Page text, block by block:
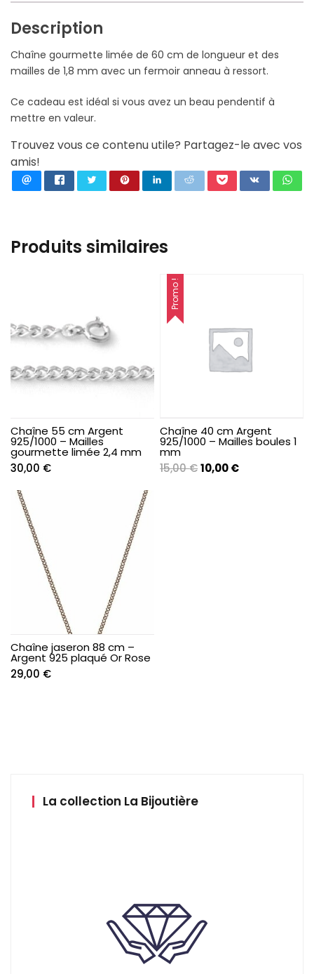
Description
Chaîne gourmette limée de 60 cm de longueur et des
mailles de 1,8 mm avec un fermoir anneau à ressort.
Ce cadeau est idéal si vous avez un beau pendentif à
mettre en valeur.
Trouvez vous ce contenu utile? Partagez-le avec vos
amis!
Produits similaires
Chaîne 55 cm Argent
925/1000 – Mailles
gourmette limée 2,4 mm
30,00 €
Promo !
Chaîne 40 cm Argent
925/1000 – Mailles boules 1
mm
15,00€Le
10,00€Le
Chaîne jaseron 88 cm –
Argent 925 plaqué Or Rose
29,00 €
La collection La Bijoutière